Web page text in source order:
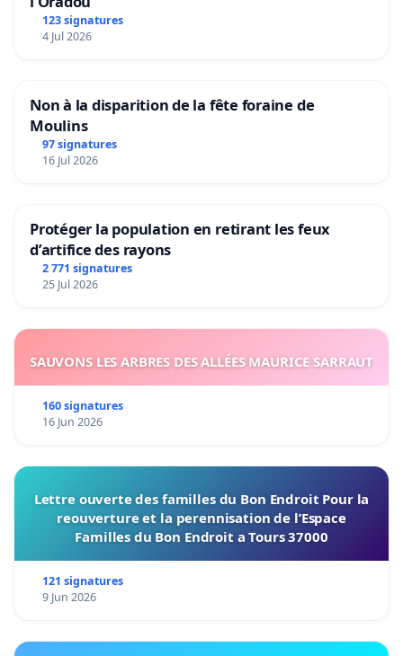
123 signatures
4 Jul 2026
Non à la disparition de la fête foraine de
Moulins
97 signatures
16 Jul 2026
Protéger la population en retirant les feux
d’artifice des rayons
2 771 signatures
25 Jul 2026
SAUVONS LES ARBRES DES ALLÉES MAURICE SARRAUT
160 signatures
16 Jun 2026
Lettre ouverte des familles du Bon Endroit Pour la
reouverture et la perennisation de l’Espace
Familles du Bon Endroit a Tours 37000
121 signatures
9 Jun 2026